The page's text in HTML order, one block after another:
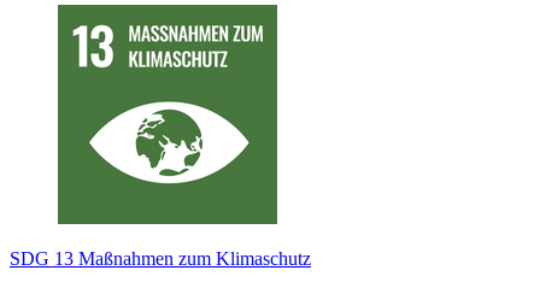
SDG 13 Maßnahmen zum Klimaschutz